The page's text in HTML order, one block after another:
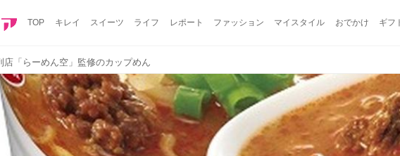
TOP キレイ スイーツ ライフ レポート ファッション マイスタイル おでかけ ギフ
店「らーめん空」監修のカップめん